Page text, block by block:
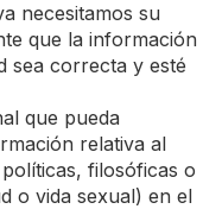
necesitamos su
que la información
sea correcta y esté
que pueda
relativa al
filosóficas o
o vida sexual) en el